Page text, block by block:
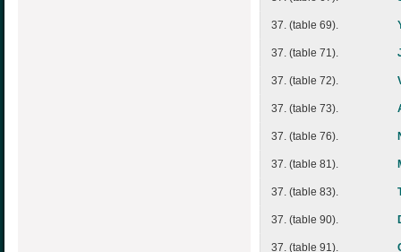
37. (table 69).
37. (table 71).
37. (table 72).
37. (table 73).
37. (table 76).
37. (table 81).
37. (table 83).
37. (table 90).
37. (table 91).